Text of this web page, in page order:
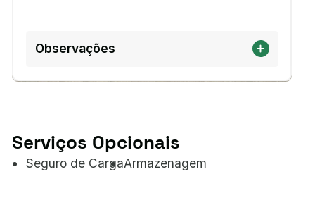
Observações
Serviços Opcionais
Seguro de CargaArmazenagem